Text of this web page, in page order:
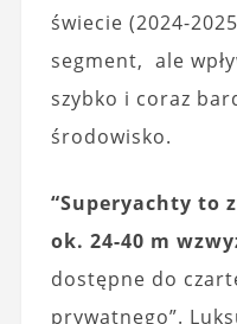
świecie (2024-
segment, ale
szybko i coraz
środowisko.
“Superyachty to
ok. 24-40 m
dostępne do
prywatnego”.